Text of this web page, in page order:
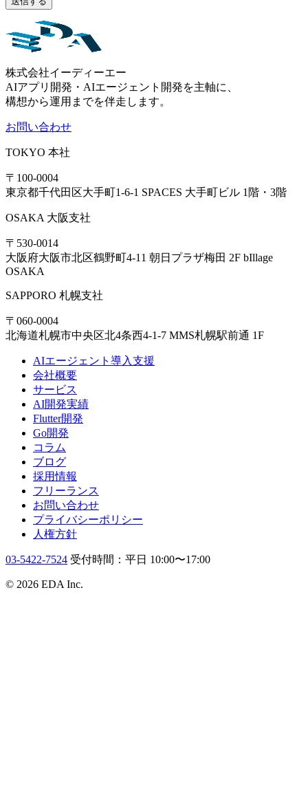
株式会社イーディーエー
AIアプリ開発・AIエージェント開発を主軸に、
構想から運用までを伴走します。
お問い合わせ
TOKYO 本社
〒100-0004
東京都千代田区大手町1-6-1 SPACES 大手町ビル 1階・3階
OSAKA 大阪支社
〒530-0014
大阪府大阪市北区鶴野町4-11 朝日プラザ梅田 2F bIllage
OSAKA
SAPPORO 札幌支社
〒060-0004
北海道札幌市中央区北4条西4-1-7 MMS札幌駅前通 1F
AIエージェント導入支援
会社概要
サービス
AI開発実績
Flutter開発
Go開発
コラム
ブログ
採用情報
フリーランス
お問い合わせ
プライバシーポリシー
人権方針
03-5422-7524 受付時間：平日 10:00〜17:00
© 2026 EDA Inc.